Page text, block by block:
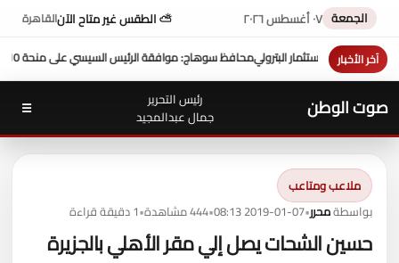
الجمعة ٠٧ أغسطس ٢٠٢٦ ⛅ الطقس غير متاح الآنالقاهرة
آخر الأخبار
سوهاج: موافقة الرئيس السيسي على منحة 10 ملايين دولار تعزز التنمية بالمحافظة
صوت الوطن
رئيس التحرير
جمال عبدالمجيد
☰
ملاعب ومتاعب
بواسطةمحرر•
2019-01-07 08:13
•444 مشاهدة •1 دقيقة قراءة
حسين الشحات يصل إلي مقر الأهلي بالجزيرة